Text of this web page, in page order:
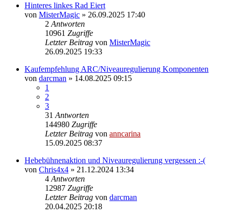
Hinteres linkes Rad Eiert
von MisterMagic » 26.09.2025 17:40
2 Antworten
10961 Zugriffe
Letzter Beitrag von MisterMagic
26.09.2025 19:33
Kaufempfehlung ARC/Niveauregulierung Komponenten
von darcman » 14.08.2025 09:15
1
2
3
31 Antworten
144980 Zugriffe
Letzter Beitrag von anncarina
15.09.2025 08:37
Hebebühnenaktion und Niveauregulierung vergessen :-(
von Chris4x4 » 21.12.2024 13:34
4 Antworten
12987 Zugriffe
Letzter Beitrag von darcman
20.04.2025 20:18